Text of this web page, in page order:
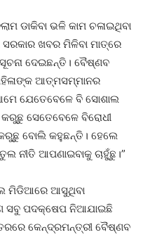
ଡାକିବା ଭଳି କାମ ଚଳାଇଥିବା
ଖବର ମିଳିବା ମାତ୍ରେ
ଦେଇଛନ୍ତି। ବୈଷ୍ଣବ
ଆତ୍ମସମ୍ମାନର
ଯେତେବେଳେ ବି ସୋଶାଲ
ସେତେବେଳେ ବିରୋଧୀ
କରୁଛୁ ବୋଲି କହୁଛନ୍ତି। ହେଲେ
ନୀତି ଆପଣାଇବାକୁ ଚାହୁଁଛୁ।”
ମିଡିଆରେ ଆସୁଥିବା
ସବୁ ପଦକ୍ଷେପ ନିଆଯାଇଛି
କେନ୍ଦ୍ରମନ୍ତ୍ରୀ ବୈଷ୍ଣବ